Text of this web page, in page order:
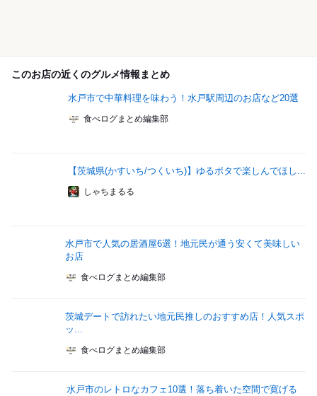
このお店の近くのグルメ情報まとめ
水戸市で中華料理を味わう！水戸駅周辺のお店など20選
食べログまとめ編集部
【茨城県(かすいち/つくいち)】ゆるポタで楽しんでほし...
しゃちまるる
水戸市で人気の居酒屋6選！地元民が通う安くて美味しい
お店
食べログまとめ編集部
茨城デートで訪れたい地元民推しのおすすめ店！人気スポ
ッ...
食べログまとめ編集部
水戸市のレトロなカフェ10選！落ち着いた空間で寛げる